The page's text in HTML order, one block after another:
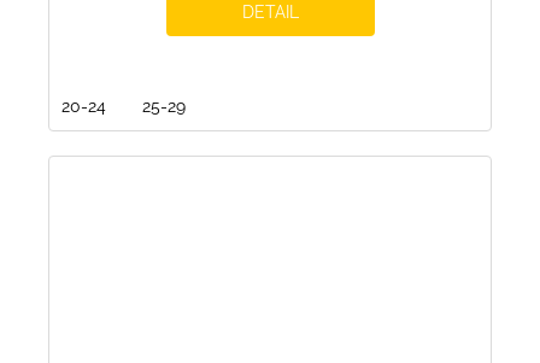
DETAIL
20-24 25-29